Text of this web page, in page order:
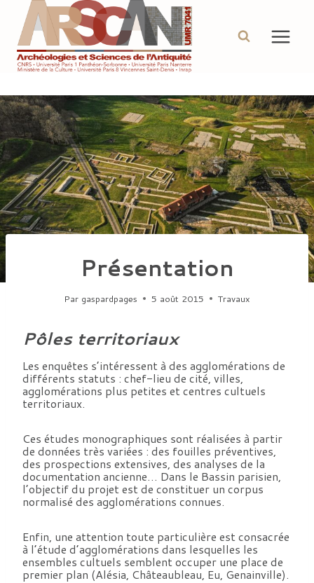
contenu
Présentation
Par gaspardpages 5 août 2015 Travaux
Pôles territoriaux
Les enquêtes s’intéressent à des agglomérations de
différents statuts : chef-lieu de cité, villes,
agglomérations plus petites et centres cultuels
territoriaux.
Ces études monographiques sont réalisées à partir
de données très variées : des fouilles préventives,
des prospections extensives, des analyses de la
documentation ancienne… Dans le Bassin parisien,
l’objectif du projet est de constituer un corpus
normalisé des agglomérations connues.
Enfin, une attention toute particulière est consacrée
à l’étude d’agglomérations dans lesquelles les
ensembles cultuels semblent occuper une place de
premier plan (Alésia, Châteaubleau, Eu, Genainville).